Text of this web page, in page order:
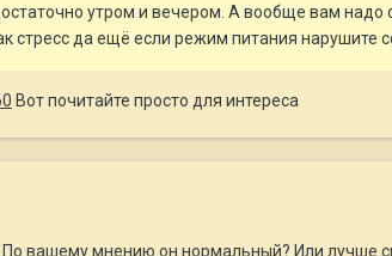
утром и вечером. А вообще вам надо
стресс да ещё если режим питания нарушите
Вот почитайте просто для интереса
вашему мнению он нормальный? Или лучше